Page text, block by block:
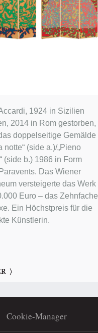
1924 in Sizilien
2014 in Rom gestorben,
doppelseitige Gemälde
notte“ (side a.)/„Pieno
(side b.) 1986 in Form
Das Wiener
versteigerte das Werk
Euro – das Zehnfache
Ein Höchstpreis für die
Künstlerin.
Cookie-Manager